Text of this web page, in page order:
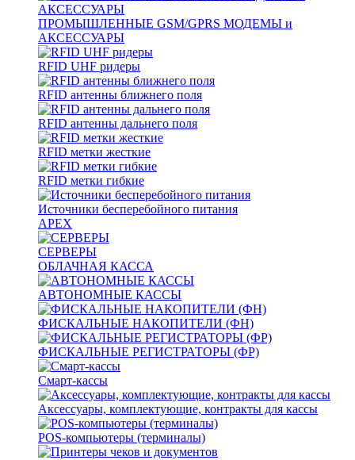
ПРОМЫШЛЕННЫЕ GSM/GPRS МОДЕМЫ и
АКСЕССУАРЫ
RFID UHF ридеры
RFID антенны ближнего поля
RFID антенны дальнего поля
RFID метки жесткие
RFID метки гибкие
Источники бесперебойного питания
APEX
СЕРВЕРЫ
ОБЛАЧНАЯ КАССА
АВТОНОМНЫЕ КАССЫ
ФИСКАЛЬНЫЕ НАКОПИТЕЛИ (ФН)
ФИСКАЛЬНЫЕ РЕГИСТРАТОРЫ (ФР)
Смарт-кассы
Аксессуары, комплектующие, контракты для кассы
POS-компьютеры (терминалы)